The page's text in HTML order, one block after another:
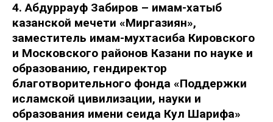
4. Абдуррауф Забиров – имам-хатыб
казанской мечети «Миргазиян»,
заместитель имам-мухтасиба Кировского
и Московского районов Казани по науке и
образованию, гендиректор
благотворительного фонда «Поддержки
исламской цивилизации, науки и
образования имени сеида Кул Шарифа»